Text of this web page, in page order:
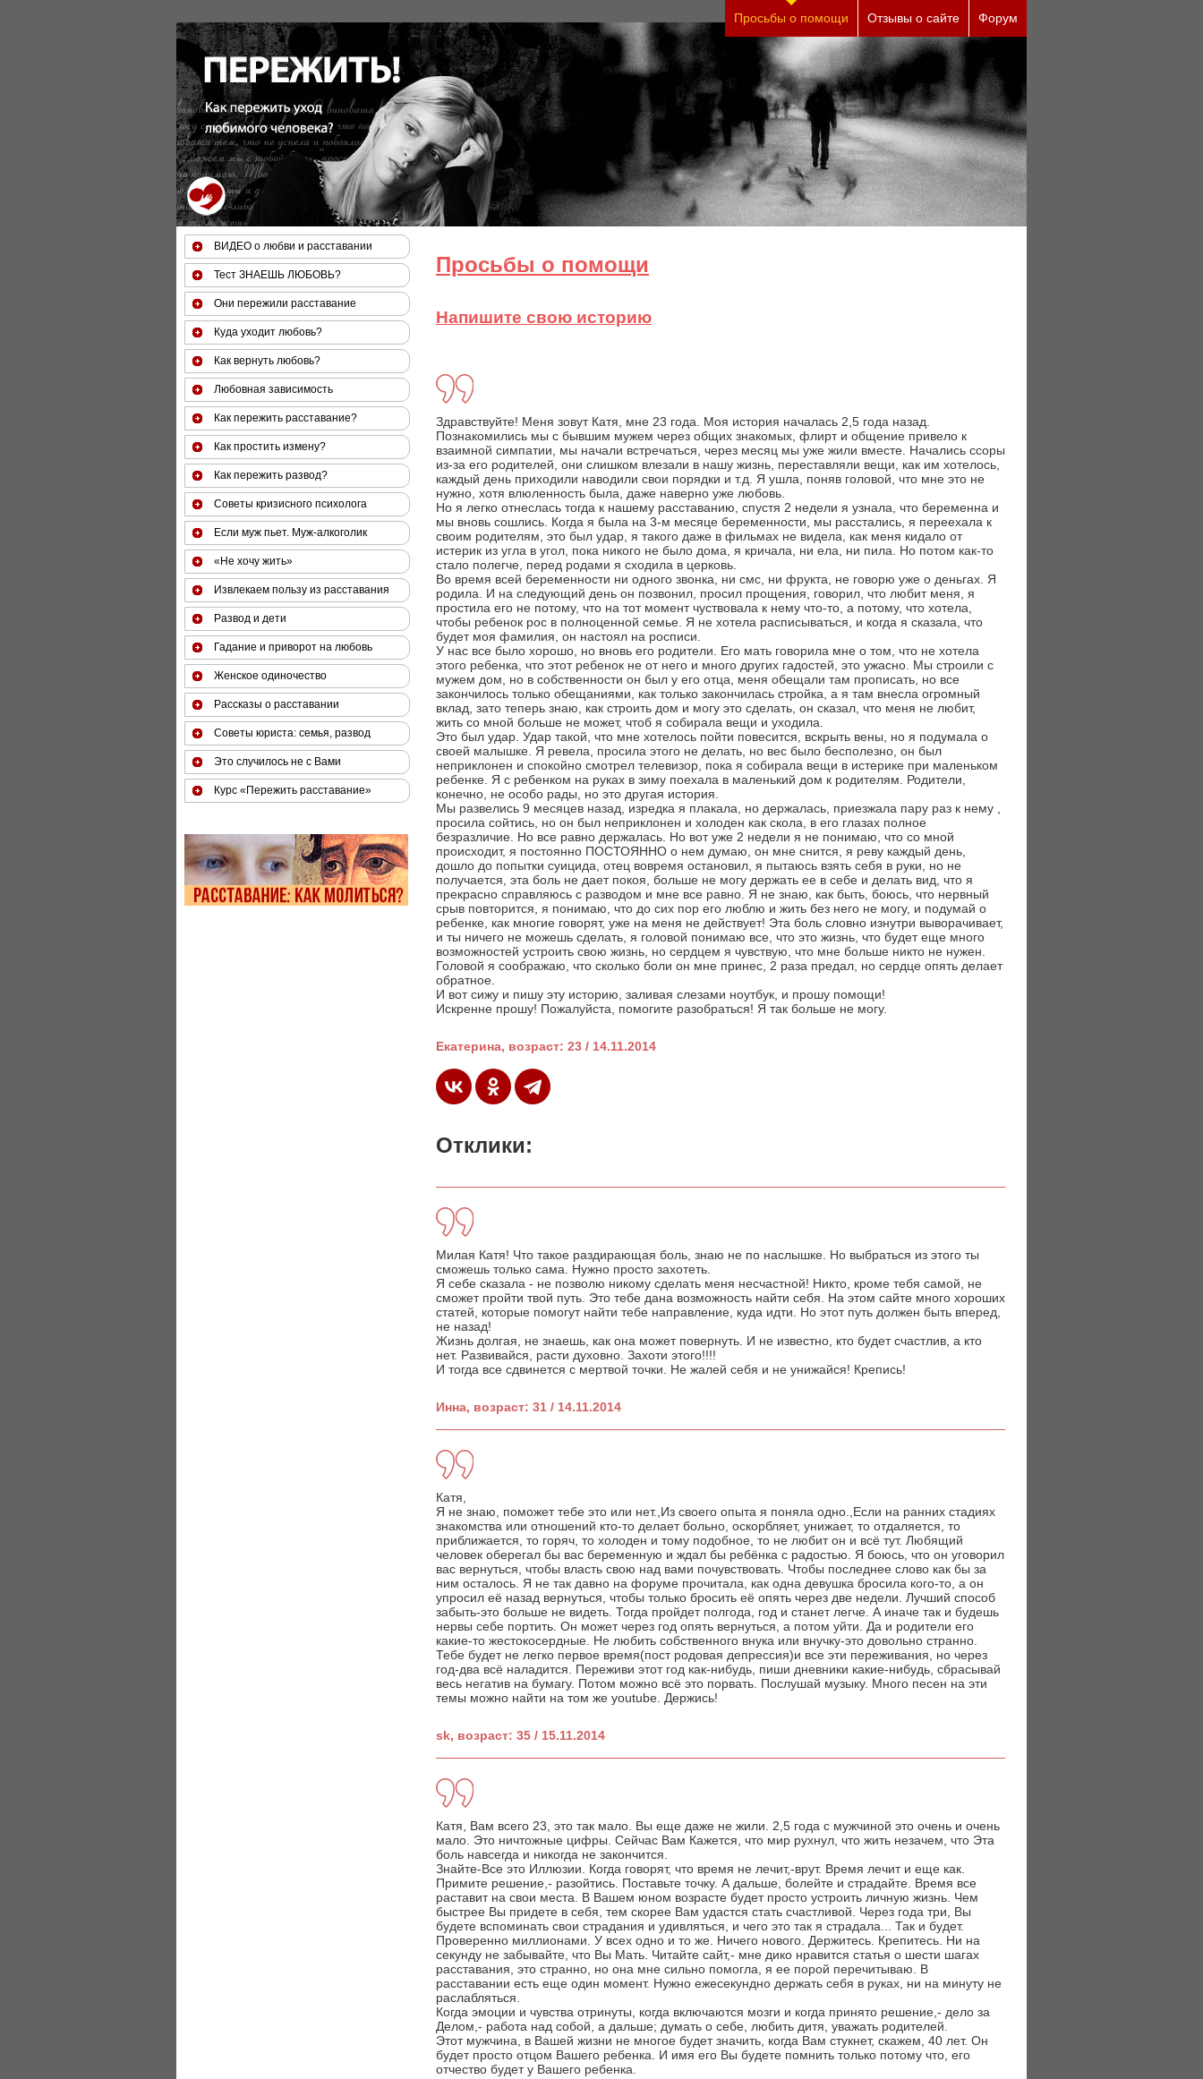
Просьбы о помощи Отзывы о сайте Форум
Просьбы о помощи
Напишите свою историю
Здравствуйте! Меня зовут Катя, мне 23 года. Моя история началась 2,5 года назад.
Познакомились мы с бывшим мужем через общих знакомых, флирт и общение привело к
взаимной симпатии, мы начали встречаться, через месяц мы уже жили вместе. Начались ссоры
из-за его родителей, они слишком влезали в нашу жизнь, переставляли вещи, как им хотелось,
каждый день приходили наводили свои порядки и т.д. Я ушла, поняв головой, что мне это не
нужно, хотя влюленность была, даже наверно уже любовь.
Но я легко отнеслась тогда к нашему расставанию, спустя 2 недели я узнала, что беременна и
мы вновь сошлись. Когда я была на 3-м месяце беременности, мы расстались, я переехала к
своим родителям, это был удар, я такого даже в фильмах не видела, как меня кидало от
истерик из угла в угол, пока никого не было дома, я кричала, ни ела, ни пила. Но потом как-то
стало полегче, перед родами я сходила в церковь.
Во время всей беременности ни одного звонка, ни смс, ни фрукта, не говорю уже о деньгах. Я
родила. И на следующий день он позвонил, просил прощения, говорил, что любит меня, я
простила его не потому, что на тот момент чуствовала к нему что-то, а потому, что хотела,
чтобы ребенок рос в полноценной семье. Я не хотела расписываться, и когда я сказала, что
будет моя фамилия, он настоял на росписи.
У нас все было хорошо, но вновь его родители. Его мать говорила мне о том, что не хотела
этого ребенка, что этот ребенок не от него и много других гадостей, это ужасно. Мы строили с
мужем дом, но в собственности он был у его отца, меня обещали там прописать, но все
закончилось только обещаниями, как только закончилась стройка, а я там внесла огромный
вклад, зато теперь знаю, как строить дом и могу это сделать, он сказал, что меня не любит,
жить со мной больше не может, чтоб я собирала вещи и уходила.
Это был удар. Удар такой, что мне хотелось пойти повесится, вскрыть вены, но я подумала о
своей малышке. Я ревела, просила этого не делать, но вес было бесполезно, он был
неприклонен и спокойно смотрел телевизор, пока я собирала вещи в истерике при маленьком
ребенке. Я с ребенком на руках в зиму поехала в маленький дом к родителям. Родители,
конечно, не особо рады, но это другая история.
Мы развелись 9 месяцев назад, изредка я плакала, но держалась, приезжала пару раз к нему ,
просила сойтись, но он был неприклонен и холоден как скола, в его глазах полное
безразличие. Но все равно держалась. Но вот уже 2 недели я не понимаю, что со мной
происходит, я постоянно ПОСТОЯННО о нем думаю, он мне снится, я реву каждый день,
дошло до попытки суицида, отец вовремя остановил, я пытаюсь взять себя в руки, но не
получается, эта боль не дает покоя, больше не могу держать ее в себе и делать вид, что я
прекрасно справляюсь с разводом и мне все равно. Я не знаю, как быть, боюсь, что нервный
срыв повторится, я понимаю, что до сих пор его люблю и жить без него не могу, и подумай о
ребенке, как многие говорят, уже на меня не действует! Эта боль словно изнутри выворачивает,
и ты ничего не можешь сделать, я головой понимаю все, что это жизнь, что будет еще много
возможностей устроить свою жизнь, но сердцем я чувствую, что мне больше никто не нужен.
Головой я соображаю, что сколько боли он мне принес, 2 раза предал, но сердце опять делает
обратное.
И вот сижу и пишу эту историю, заливая слезами ноутбук, и прошу помощи!
Искренне прошу! Пожалуйста, помогите разобраться! Я так больше не могу.
Екатерина, возраст: 23 / 14.11.2014
Отклики:
Милая Катя! Что такое раздирающая боль, знаю не по наслышке. Но выбраться из этого ты
сможешь только сама. Нужно просто захотеть.
Я себе сказала - не позволю никому сделать меня несчастной! Никто, кроме тебя самой, не
сможет пройти твой путь. Это тебе дана возможность найти себя. На этом сайте много хороших
статей, которые помогут найти тебе направление, куда идти. Но этот путь должен быть вперед,
не назад!
Жизнь долгая, не знаешь, как она может повернуть. И не известно, кто будет счастлив, а кто
нет. Развивайся, расти духовно. Захоти этого!!!!
И тогда все сдвинется с мертвой точки. Не жалей себя и не унижайся! Крепись!
Инна, возраст: 31 / 14.11.2014
Катя,
Я не знаю, поможет тебе это или нет.,Из своего опыта я поняла одно.,Если на ранних стадиях
знакомства или отношений кто-то делает больно, оскорбляет, унижает, то отдаляется, то
приближается, то горяч, то холоден и тому подобное, то не любит он и всё тут. Любящий
человек оберегал бы вас беременную и ждал бы ребёнка с радостью. Я боюсь, что он уговорил
вас вернуться, чтобы власть свою над вами почувствовать. Чтобы последнее слово как бы за
ним осталось. Я не так давно на форуме прочитала, как одна девушка бросила кого-то, а он
упросил её назад вернуться, чтобы только бросить её опять через две недели. Лучший способ
забыть-это больше не видеть. Тогда пройдет полгода, год и станет легче. А иначе так и будешь
нервы себе портить. Он может через год опять вернуться, а потом уйти. Да и родители его
какие-то жестокосердные. Не любить собственного внука или внучку-это довольно странно.
Тебе будет не легко первое время(пост родовая депрессия)и все эти переживания, но через
год-два всё наладится. Переживи этот год как-нибудь, пиши дневники какие-нибудь, сбрасывай
весь негатив на бумагу. Потом можно всё это порвать. Послушай музыку. Много песен на эти
темы можно найти на том же youtube. Держись!
sk, возраст: 35 / 15.11.2014
Катя, Вам всего 23, это так мало. Вы еще даже не жили. 2,5 года с мужчиной это очень и очень
мало. Это ничтожные цифры. Сейчас Вам Кажется, что мир рухнул, что жить незачем, что Эта
боль навсегда и никогда не закончится.
Знайте-Все это Иллюзии. Когда говорят, что время не лечит,-врут. Время лечит и еще как.
Примите решение,- разойтись. Поставьте точку. А дальше, болейте и страдайте. Время все
раставит на свои места. В Вашем юном возрасте будет просто устроить личную жизнь. Чем
быстрее Вы придете в себя, тем скорее Вам удастся стать счастливой. Через года три, Вы
будете вспоминать свои страдания и удивляться, и чего это так я страдала... Так и будет.
Проверенно миллионами. У всех одно и то же. Ничего нового. Держитесь. Крепитесь. Ни на
секунду не забывайте, что Вы Мать. Читайте сайт,- мне дико нравится статья о шести шагах
расставания, это странно, но она мне сильно помогла, я ее порой перечитываю. В
расставании есть еще один момент. Нужно ежесекундно держать себя в руках, ни на минуту не
раслабляться.
Когда эмоции и чувства отринуты, когда включаются мозги и когда принято решение,- дело за
Делом,- работа над собой, а дальше; думать о себе, любить дитя, уважать родителей.
Этот мужчина, в Вашей жизни не многое будет значить, когда Вам стукнет, скажем, 40 лет. Он
будет просто отцом Вашего ребенка. И имя его Вы будете помнить только потому что, его
отчество будет у Вашего ребенка.
ВИДЕО о любви и расставании
Тест ЗНАЕШЬ ЛЮБОВЬ?
Они пережили расставание
Куда уходит любовь?
Как вернуть любовь?
Любовная зависимость
Как пережить расставание?
Как простить измену?
Как пережить развод?
Советы кризисного психолога
Если муж пьет. Муж-алкоголик
«Не хочу жить»
Извлекаем пользу из расставания
Развод и дети
Гадание и приворот на любовь
Женское одиночество
Рассказы о расставании
Советы юриста: семья, развод
Это случилось не с Вами
Курс «Пережить расставание»